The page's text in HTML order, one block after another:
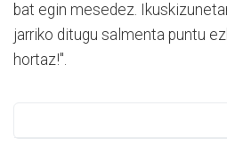
bat egin mesedez.
jarriko ditugu salmenta puntu
hortaz!".